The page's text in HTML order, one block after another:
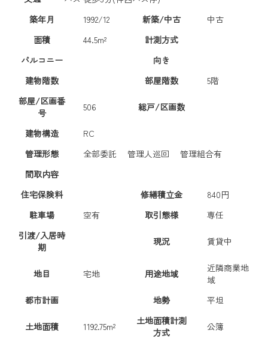
築年月
1992/12 新築/中古
中古
面積
44.5m²
計測方式
バルコニー
向き
建物階数
部屋階数
5階
部屋/区画番
号
506 総戸/区画数
建物構造
RC
管理形態
全部委託 管理人巡回 管理組合有
間取内容
住宅保険料
修繕積立金
840円
駐車場
空有 取引態様
専任
引渡/入居時
期
現況 賃貸中
地目 宅地 用途地域
近隣商業地
域
都市計画
地勢 平坦
土地面積 1192.75m²
土地面積計測
方式
公簿